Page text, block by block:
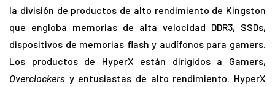
la división de productos de alto rendimiento de Kingston
que engloba memorias de alta velocidad DDR3, SSDs,
dispositivos de memorias flash y audífonos para gamers.
Los productos de HyperX están dirigidos a Gamers,
Overclockers y entusiastas de alto rendimiento. HyperX